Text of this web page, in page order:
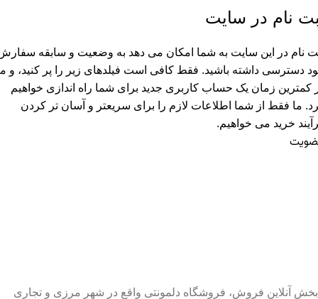
نام در سایت
نام در این سایت به شما امکان می دهد به وضعیت و سابقه
دسترسی داشته باشید. فقط کافی است فیلدهای زیر را پر کنید، و
کمترین زمان یک حساب کاربری جدید برای شما راه اندازی خواهیم
ما فقط از شما اطلاعات لازم را برای سریعتر و آسان تر کردن
خرید می خواهیم.
بخش آنلاین فروش، فروشگاه دلمونتی واقع در شهر مرزی و تجاری